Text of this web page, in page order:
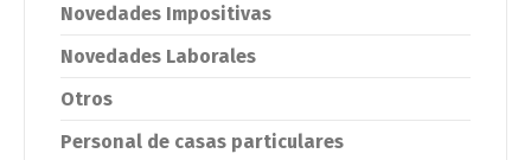
Novedades Impositivas
Novedades Laborales
Otros
Personal de casas particulares